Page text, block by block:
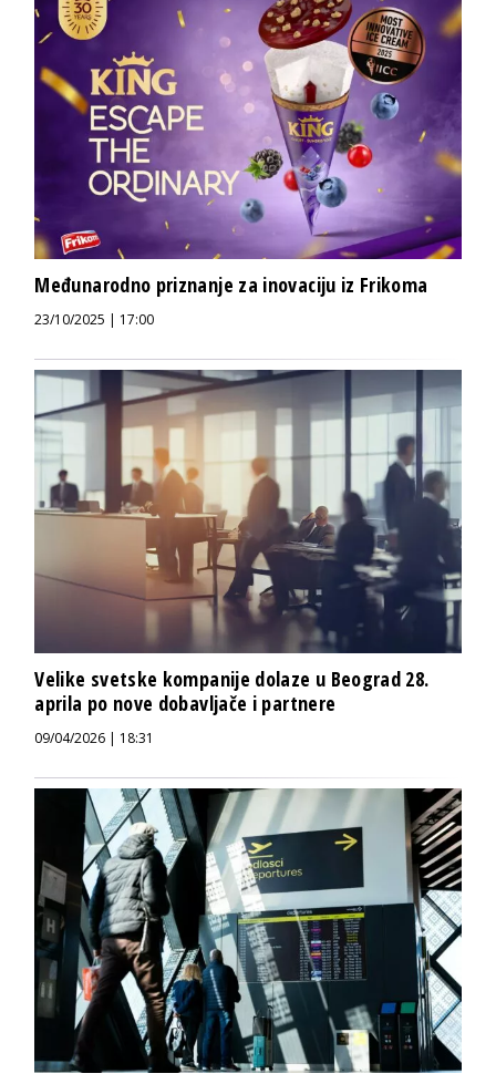
Međunarodno priznanje za inovaciju iz Frikoma
23/10/2025 | 17:00
Velike svetske kompanije dolaze u Beograd 28.
aprila po nove dobavljače i partnere
09/04/2026 | 18:31